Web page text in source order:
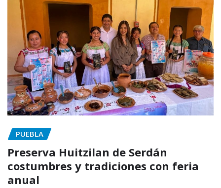
PUEBLA
Preserva Huitzilan de Serdán
costumbres y tradiciones con feria
anual